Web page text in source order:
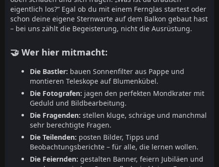
eigentlich los?“ Egal ob du mit einem Fernglas startest oder
schon deine eigene Sternwarte auf dem Balkon gebaut hast
– bei uns zählt die Begeisterung, nicht die Ausrüstung.
🤝 Wer hier mitmacht:
Die Bastler: bauen Sonnenfilter aus Pappe und
montieren Teleskope auf Blumenkübel.
Die Fotografen: jagen den perfekten Mondkrater mit
Geduld und Bildbearbeitung.
Die Fragenden: stellen kluge, schräge und manchmal
sehr berechtigte Fragen.
Die Teilenden: posten Bilder, Tipps und
Beobachtungsberichte – für alle, die lernen wollen.
Die Feiernden: gestalten Banner, feiern Jubiläen und